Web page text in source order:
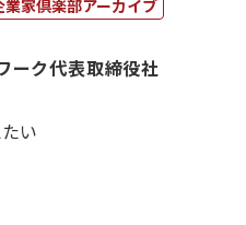
業家倶楽部アーカイブ
ーク代表取締役社
い